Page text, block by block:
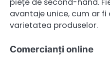
avantaje unice, cum ar
varietatea produselor.
Comercianți online